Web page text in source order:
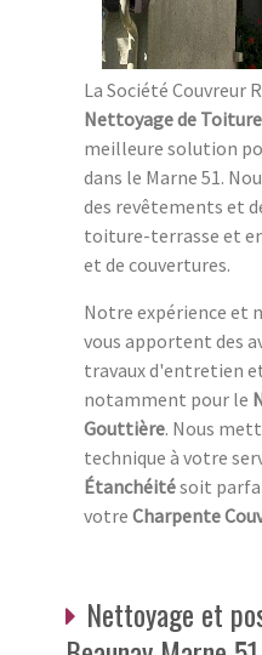
La Société Couvreur
Nettoyage de Toiture
meilleure solution
dans le Marne 51.
des revêtements et
toiture-terrasse et
et de couvertures.
Notre expérience et
vous apportent des
travaux d'entretien
notamment pour le
Gouttière. Nous
technique à votre
Étanchéitésoit
votre Charpente
Nettoyage et